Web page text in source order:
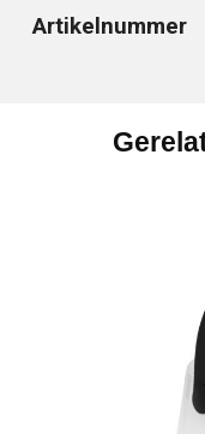
Artikelnummer